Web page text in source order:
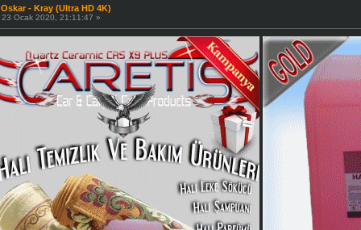
- Kray (Ultra HD 4K)
Ocak 2020, 21:11:47 »